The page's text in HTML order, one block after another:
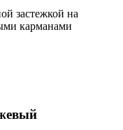
застежкой на
карманами